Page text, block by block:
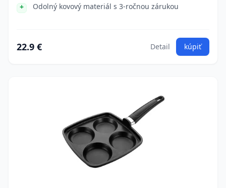
Odolný kovový materiál s 3-ročnou zárukou
22.9 € Detail kúpiť